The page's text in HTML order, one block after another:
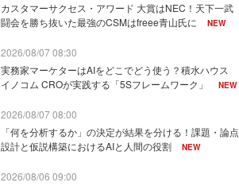
カスタマーサクセス・アワード 大賞はNEC！天下一武
闘会を勝ち抜いた最強のCSMはfreee青山氏に
NEW
2026/08/07 08:30
実務家マーケターはAIをどこでどう使う？積水ハウス
イノコム CROが実践する「5Sフレームワーク」
NEW
2026/08/07 08:00
「何を分析するか」の決定が結果を分ける！課題・論点
設計と仮説構築におけるAIと人間の役割
NEW
2026/08/06 09:00